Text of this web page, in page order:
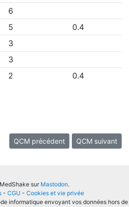
6
5
0.4
3
3
2 0.4
QCM précédent QCM suivant
sur Mastodon.
- CGU - Cookies et vie privée
informatique envoyant vos données hors de